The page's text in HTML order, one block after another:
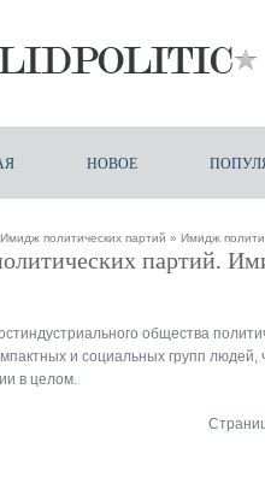
НОВОЕ
Имидж политических партий » Имидж
партий.
общества
и социальных групп
в целом.